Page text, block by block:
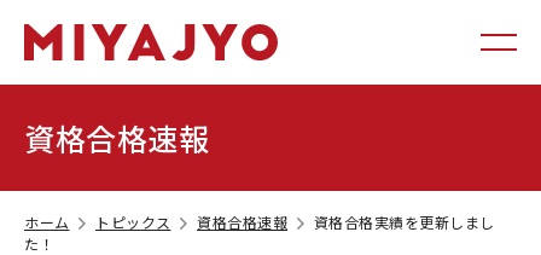
資格合格速報
ホーム トピックス 資格合格速報
資格合格実績を更新しまし
た！